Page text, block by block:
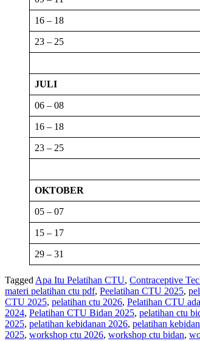
16 – 18
23 – 25
JULI
06 – 08
16 – 18
23 – 25
OKTOBER
05 – 07
15 – 17
29 – 31
Tagged Apa Itu Pelatihan CTU, Contraceptive
materi pelatihan ctu pdf, Peelatihan CTU 2025,
CTU 2025, pelatihan ctu 2026, Pelatihan CTU
2024, Pelatihan CTU Bidan 2025, pelatihan ctu
2025, pelatihan kebidanan 2026, pelatihan
2025, workshop ctu 2026, workshop ctu bidan,